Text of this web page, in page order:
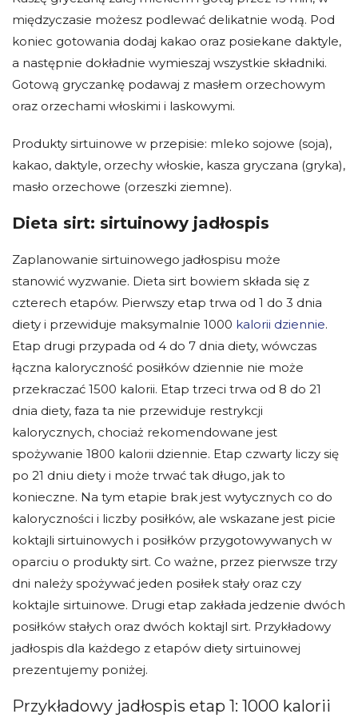
międzyczasie możesz podlewać delikatnie wodą. Pod
koniec gotowania dodaj kakao oraz posiekane daktyle,
a następnie dokładnie wymieszaj wszystkie składniki.
Gotową gryczankę podawaj z masłem orzechowym
oraz orzechami włoskimi i laskowymi.
Produkty sirtuinowe w przepisie: mleko sojowe (soja),
kakao, daktyle, orzechy włoskie, kasza gryczana (gryka),
masło orzechowe (orzeszki ziemne).
Dieta sirt: sirtuinowy jadłospis
Zaplanowanie sirtuinowego jadłospisu może
stanowić wyzwanie. Dieta sirt bowiem składa się z
czterech etapów. Pierwszy etap trwa od 1 do 3 dnia
diety i przewiduje maksymalnie 1000 kalorii dziennie.
Etap drugi przypada od 4 do 7 dnia diety, wówczas
łączna kaloryczność posiłków dziennie nie może
przekraczać 1500 kalorii. Etap trzeci trwa od 8 do 21
dnia diety, faza ta nie przewiduje restrykcji
kalorycznych, chociaż rekomendowane jest
spożywanie 1800 kalorii dziennie. Etap czwarty liczy się
po 21 dniu diety i może trwać tak długo, jak to
konieczne. Na tym etapie brak jest wytycznych co do
kaloryczności i liczby posiłków, ale wskazane jest picie
koktajli sirtuinowych i posiłków przygotowywanych w
oparciu o produkty sirt. Co ważne, przez pierwsze trzy
dni należy spożywać jeden posiłek stały oraz czy
koktajle sirtuinowe. Drugi etap zakłada jedzenie dwóch
posiłków stałych oraz dwóch koktajl sirt. Przykładowy
jadłospis dla każdego z etapów diety sirtuinowej
prezentujemy poniżej.
Przykładowy jadłospis etap 1: 1000 kalorii